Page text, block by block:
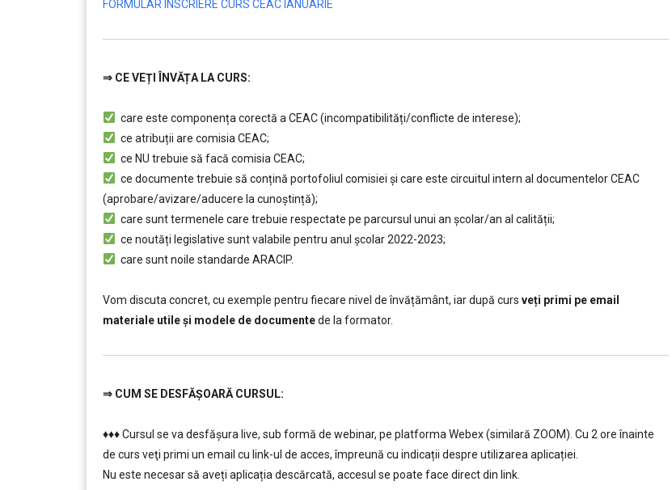
FORMULAR ÎNSCRIERE CURS CEAC IANUARIE
⇒ CE VEȚI ÎNVĂȚA LA CURS:
care este componența corectă a CEAC (incompatibilități/conflicte de interese);
ce atribuții are comisia CEAC;
ce NU trebuie să facă comisia CEAC;
ce documente trebuie să conțină portofoliul comisiei și care este circuitul intern al documentelor CEAC
(aprobare/avizare/aducere la cunoştință);
care sunt termenele care trebuie respectate pe parcursul unui an şcolar/an al calității;
ce noutăți legislative sunt valabile pentru anul școlar 2022-2023;
care sunt noile standarde ARACIP.
Vom discuta concret, cu exemple pentru fiecare nivel de învățământ, iar după curs veți primi pe email
materiale utile și modele de documentede la formator.
⇒ CUM SE DESFĂȘOARĂ CURSUL:
♦♦♦ Cursul se va desfășura live, sub formă de webinar, pe platforma Webex (similară ZOOM). Cu 2 ore înainte
de curs veţi primi un email cu link-ul de acces, împreună cu indicații despre utilizarea aplicației.
Nu este necesar să aveți aplicația descărcată, accesul se poate face direct din link.